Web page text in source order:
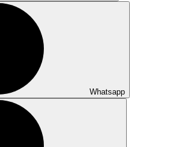
Whatsapp